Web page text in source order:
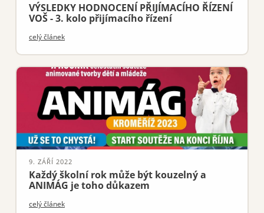
VÝSLEDKY HODNOCENÍ PŘIJÍMACÍHO ŘÍZENÍ
VOŠ - 3. kolo přijímacího řízení
celý článek
9. ZÁŘÍ 2022
Každý školní rok může být kouzelný a
ANIMÁG je toho důkazem
celý článek